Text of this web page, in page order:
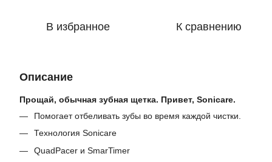
В избранное К сравнению
Описание
Прощай, обычная зубная щетка. Привет, Sonicare.
Помогает отбеливать зубы во время каждой чистки.
Технология Sonicare
QuadPacer и SmarTimer